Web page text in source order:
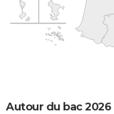
Autour du bac